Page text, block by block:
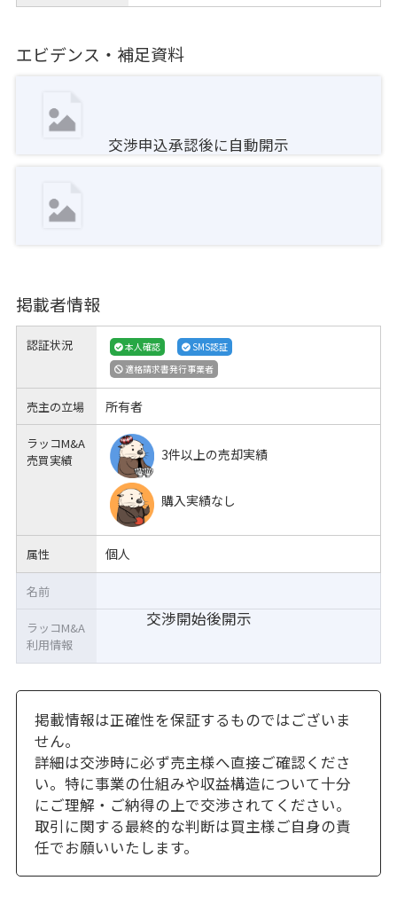
エビデンス・補足資料
交渉申込承認後に自動開示
掲載者情報
認証状況 本人確認
SMS認証
適格請求書発行事業者
売主の立場 所有者
ラッコM&A
売買実績
3件以上の売却実績
購入実績なし
属性 個人
交渉開始後開示
名前
ラッコM&A
利用情報
掲載情報は正確性を保証するものではございま
せん。
詳細は交渉時に必ず売主様へ直接ご確認くださ
い。特に事業の仕組みや収益構造について十分
にご理解・ご納得の上で交渉されてください。
取引に関する最終的な判断は買主様ご自身の責
任でお願いいたします。